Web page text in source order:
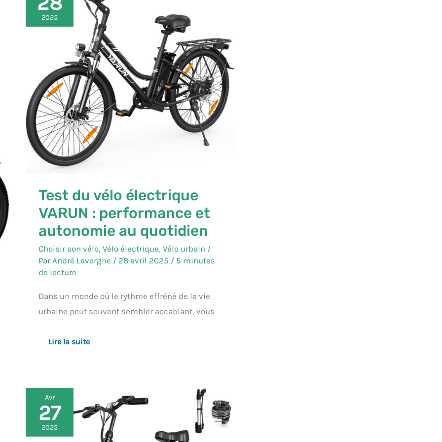
2025
Test du vélo électrique
VARUN : performance et
autonomie au quotidien
Choisir son vélo, Vélo électrique, Vélo urbain /
ParAndré Lavergne / 28 avril 2025 / 5 minutes
de lecture
Dans un monde où le rythme effréné de la vie
urbaine peut souvent sembler accablant, vous
du
vélo
électrique
performance
et
autonomie
au
quotidien
Lire la suite
Avr
27
2025
Test
:
vélo
électrique